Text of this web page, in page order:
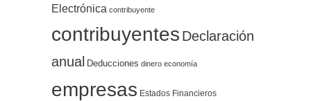
Electrónica contribuyente
contribuyentes Declaración
anual Deducciones dinero economía
empresas Estados Financieros